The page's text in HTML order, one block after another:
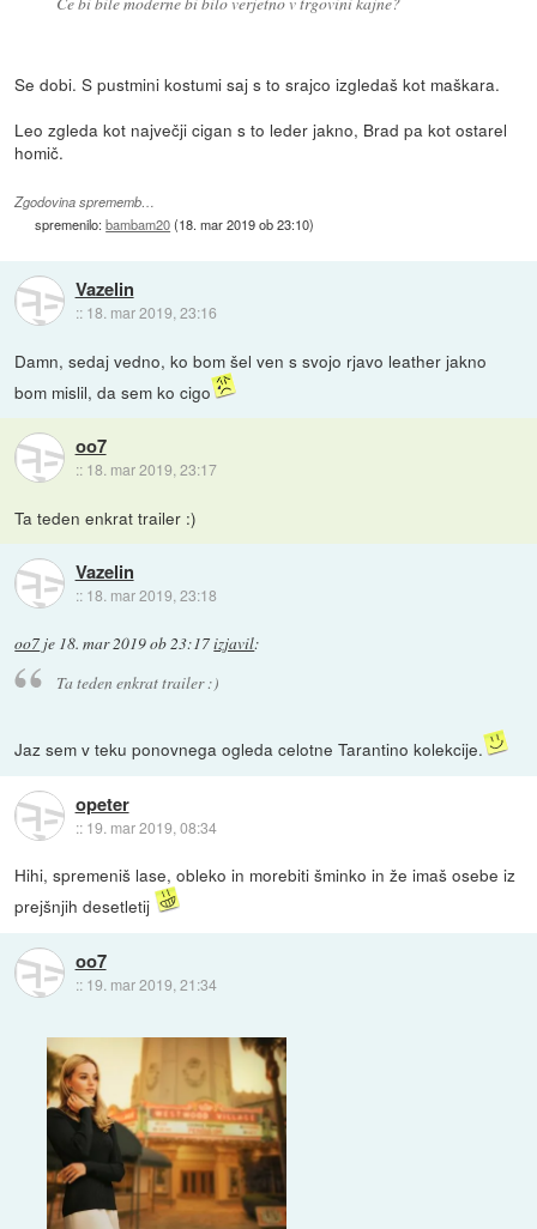
Se dobi. S pustmini kostumi saj s to srajco izgledaš kot maškara.
Leo zgleda kot največji cigan s to leder jakno, Brad pa kot ostarel
homič.
Zgodovina sprememb…
spremenilo:bambam20(18. mar 2019 ob 23:10)
Vazelin
:: 18. mar 2019, 23:16
Damn, sedaj vedno, ko bom šel ven s svojo rjavo leather jakno
bom mislil, da sem ko cigo
oo7
:: 18. mar 2019, 23:17
Ta teden enkrat trailer :)
Vazelin
:: 18. mar 2019, 23:18
oo7 je 18. mar 2019 ob 23:17izjavil:
Ta teden enkrat trailer :)
Jaz sem v teku ponovnega ogleda celotne Tarantino kolekcije.
opeter
:: 19. mar 2019, 08:34
Hihi, spremeniš lase, obleko in morebiti šminko in že imaš osebe iz
prejšnjih desetletij
oo7
:: 19. mar 2019, 21:34